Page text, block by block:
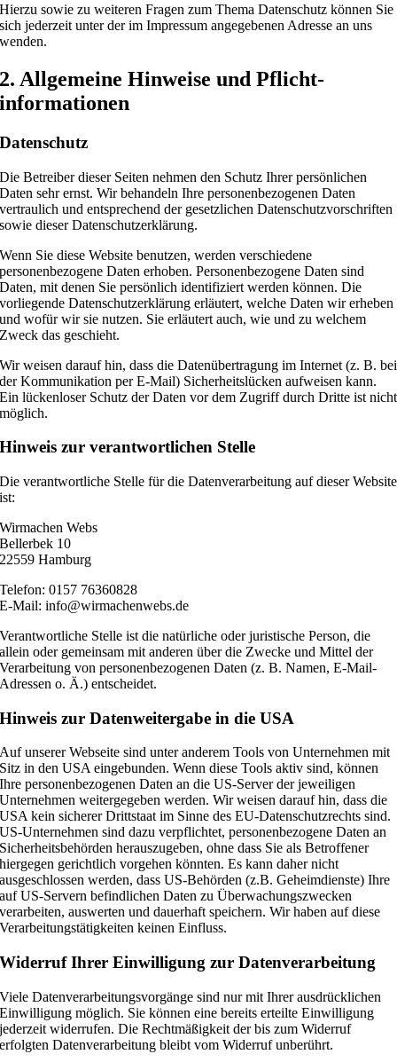
Hierzu sowie zu weiteren Fragen zum Thema Datenschutz können Sie
sich jederzeit unter der im Impressum angegebenen Adresse an uns
wenden.
2. Allgemeine Hinweise und Pflicht­
informationen
Datenschutz
Die Betreiber dieser Seiten nehmen den Schutz Ihrer persönlichen
Daten sehr ernst. Wir behandeln Ihre personenbezogenen Daten
vertraulich und entsprechend der gesetzlichen Datenschutzvorschriften
sowie dieser Datenschutzerklärung.
Wenn Sie diese Website benutzen, werden verschiedene
personenbezogene Daten erhoben. Personenbezogene Daten sind
Daten, mit denen Sie persönlich identifiziert werden können. Die
vorliegende Datenschutzerklärung erläutert, welche Daten wir erheben
und wofür wir sie nutzen. Sie erläutert auch, wie und zu welchem
Zweck das geschieht.
Wir weisen darauf hin, dass die Datenübertragung im Internet (z. B. bei
der Kommunikation per E-Mail) Sicherheitslücken aufweisen kann.
Ein lückenloser Schutz der Daten vor dem Zugriff durch Dritte ist nicht
möglich.
Hinweis zur verantwortlichen Stelle
Die verantwortliche Stelle für die Datenverarbeitung auf dieser Website
ist:
Wirmachen Webs
Bellerbek 10
22559 Hamburg
Telefon: 0157 76360828
E-Mail: info@wirmachenwebs.de
Verantwortliche Stelle ist die natürliche oder juristische Person, die
allein oder gemeinsam mit anderen über die Zwecke und Mittel der
Verarbeitung von personenbezogenen Daten (z. B. Namen, E-Mail-
Adressen o. Ä.) entscheidet.
Hinweis zur Datenweitergabe in die USA
Auf unserer Webseite sind unter anderem Tools von Unternehmen mit
Sitz in den USA eingebunden. Wenn diese Tools aktiv sind, können
Ihre personenbezogenen Daten an die US-Server der jeweiligen
Unternehmen weitergegeben werden. Wir weisen darauf hin, dass die
USA kein sicherer Drittstaat im Sinne des EU-Datenschutzrechts sind.
US-Unternehmen sind dazu verpflichtet, personenbezogene Daten an
Sicherheitsbehörden herauszugeben, ohne dass Sie als Betroffener
hiergegen gerichtlich vorgehen könnten. Es kann daher nicht
ausgeschlossen werden, dass US-Behörden (z.B. Geheimdienste) Ihre
auf US-Servern befindlichen Daten zu Überwachungszwecken
verarbeiten, auswerten und dauerhaft speichern. Wir haben auf diese
Verarbeitungstätigkeiten keinen Einfluss.
Widerruf Ihrer Einwilligung zur Datenverarbeitung
Viele Datenverarbeitungsvorgänge sind nur mit Ihrer ausdrücklichen
Einwilligung möglich. Sie können eine bereits erteilte Einwilligung
jederzeit widerrufen. Die Rechtmäßigkeit der bis zum Widerruf
erfolgten Datenverarbeitung bleibt vom Widerruf unberührt.